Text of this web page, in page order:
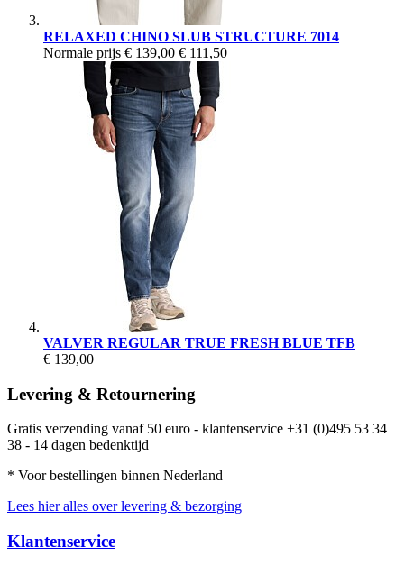
RELAXED CHINO SLUB STRUCTURE 7014
Normale prijs € 139,00 € 111,50
VALVER REGULAR TRUE FRESH BLUE TFB
€ 139,00
Levering & Retournering
Gratis verzending vanaf 50 euro - klantenservice +31 (0)495 53 34
38 - 14 dagen bedenktijd
* Voor bestellingen binnen Nederland
Lees hier alles over levering & bezorging
Klantenservice